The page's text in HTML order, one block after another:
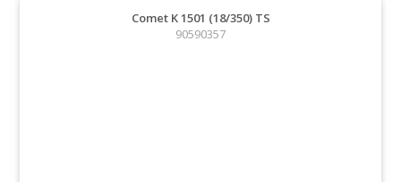
Comet K 1501 (18/350) TS
90590357